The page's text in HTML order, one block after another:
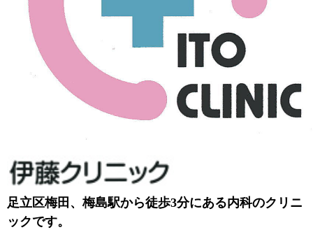
足立区梅田、梅島駅から徒歩3分にある内科のクリニ
ックです。